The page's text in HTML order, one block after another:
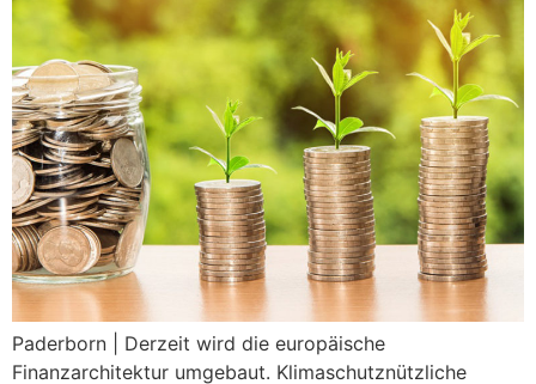
Paderborn | Derzeit wird die europäische
Finanzarchitektur umgebaut. Klimaschutznützliche